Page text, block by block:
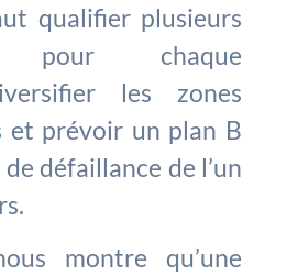
qualifier plusieurs
pour chaque
les zones
et prévoir un plan B
défaillance de l’un
montre qu’une